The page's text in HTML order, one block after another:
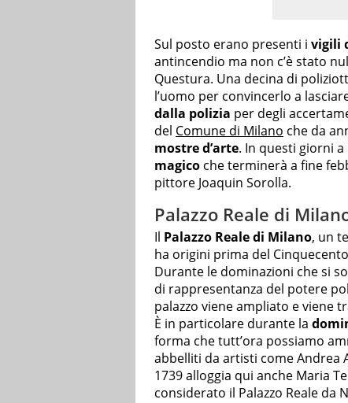
Sul posto erano presenti i vigili
antincendio ma non c’è stato
Questura. Una decina di
l’uomo per convincerlo a
dalla polizia per degli
del Comune di Milano che da
mostre d’arte. In questi giorni a
magico che terminerà a fine
pittore Joaquin Sorolla.
Palazzo Reale di
Il Palazzo Reale di Milano, un
ha origini prima del
Durante le dominazioni che si
di rappresentanza del potere
palazzo viene ampliato e viene
È in particolare durante la
forma che tutt’ora possiamo
abbelliti da artisti come Andrea
1739 alloggia qui anche Maria
considerato il Palazzo Reale da